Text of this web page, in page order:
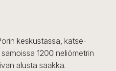
keskustassa, katse-
1200 neliömetrin
alusta saakka.